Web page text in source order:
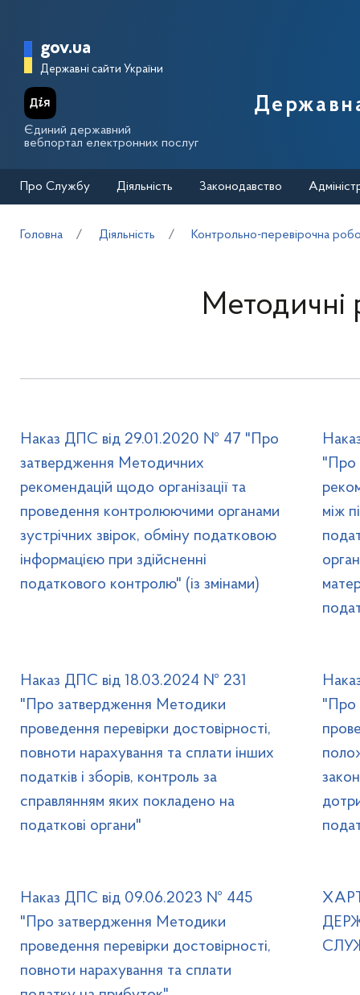
Головна сторінка Державної
gov.ua
Державні сайти України
Єдиний державний
вебпортал електронних послуг
Про Службу Діяльність Законодавство
Головна Діяльність Контрольно-перевірочна
Методичні
Наказ ДПС від 29.01.2020 № 47 "Про
затвердження Методичних
рекомендацій щодо організації та
проведення контролюючими органами
зустрічних звірок, обміну податковою
інформацією при здійсненні
податкового контролю" (із змінами)
"Про
між
Наказ ДПС від 18.03.2024 № 231
"Про затвердження Методики
проведення перевірки достовірності,
повноти нарахування та сплати інших
податків і зборів, контроль за
справлянням яких покладено на
податкові органи"
"Про
Наказ ДПС від 09.06.2023 № 445
"Про затвердження Методики
проведення перевірки достовірності,
повноти нарахування та сплати